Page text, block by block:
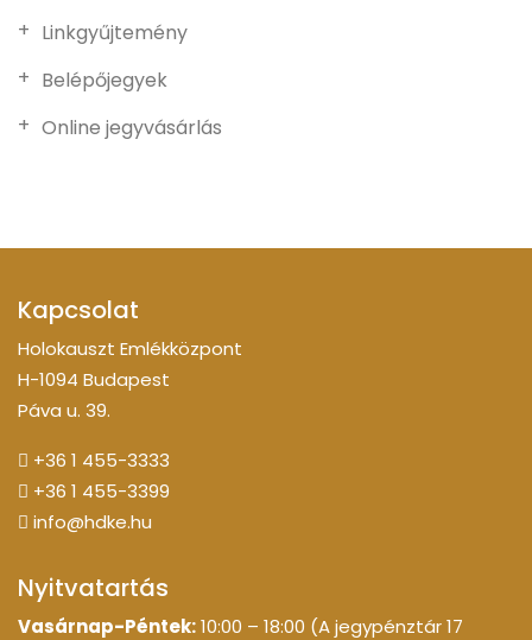
Linkgyűjtemény
Belépőjegyek
Online jegyvásárlás
Kapcsolat
Holokauszt Emlékközpont
H-1094 Budapest
Páva u. 39.
+36 1 455-3333
+36 1 455-3399
info@hdke.hu
Nyitvatartás
Vasárnap-Péntek:10:00 – 18:00 (A jegypénztár 17